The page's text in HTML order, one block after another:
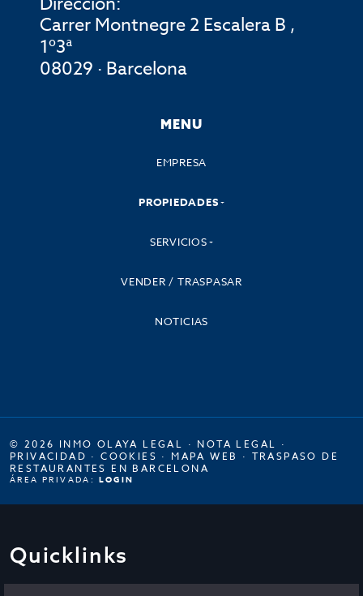
Carrer Montnegre 2 Escalera B ,
1º3ª
08029 · Barcelona
MENU
EMPRESA
PROPIEDADES
SERVICIOS
VENDER / TRASPASAR
NOTICIAS
© 2026 INMO OLAYA LEGAL · NOTA LEGAL ·
PRIVACIDAD ·COOKIES · MAPA WEB · TRASPASO DE
RESTAURANTES EN BARCELONA
ÁREA PRIVADA: LOGIN
Quicklinks